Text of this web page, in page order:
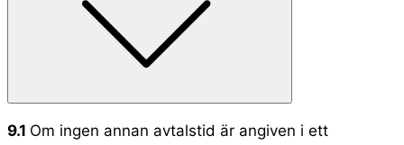
9.1 Om ingen annan avtalstid är angiven i ett